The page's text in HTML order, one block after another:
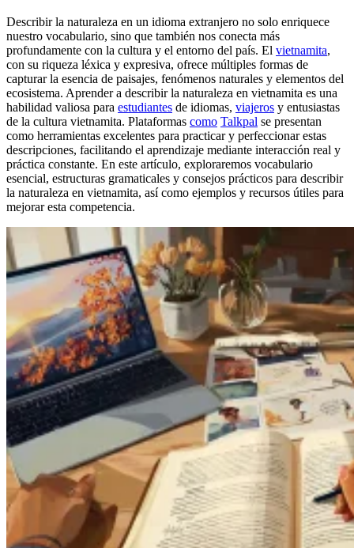
Describir la naturaleza en un idioma extranjero no solo enriquece
nuestro vocabulario, sino que también nos conecta más
profundamente con la cultura y el entorno del país. El vietnamita,
con su riqueza léxica y expresiva, ofrece múltiples formas de
capturar la esencia de paisajes, fenómenos naturales y elementos del
ecosistema. Aprender a describir la naturaleza en vietnamita es una
habilidad valiosa para estudiantes de idiomas, viajeros y entusiastas
de la cultura vietnamita. Plataformas como Talkpal se presentan
como herramientas excelentes para practicar y perfeccionar estas
descripciones, facilitando el aprendizaje mediante interacción real y
práctica constante. En este artículo, exploraremos vocabulario
esencial, estructuras gramaticales y consejos prácticos para describir
la naturaleza en vietnamita, así como ejemplos y recursos útiles para
mejorar esta competencia.